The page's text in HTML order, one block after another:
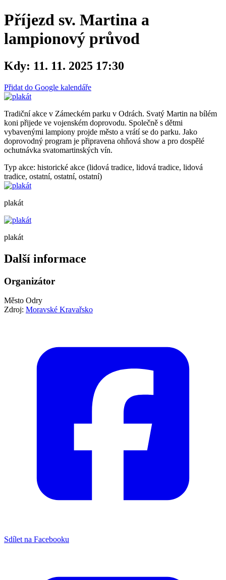
Příjezd sv. Martina a
lampionový průvod
Kdy: 11. 11. 2025 17:30
Přidat do Google kalendáře
Tradiční akce v Zámeckém parku v Odrách. Svatý Martin na bílém
koni přijede ve vojenském doprovodu. Společně s dětmi
vybavenými lampiony projde město a vrátí se do parku. Jako
doprovodný program je připravena ohňová show a pro dospělé
ochutnávka svatomartinských vín.
Typ akce: historické akce (lidová tradice, lidová tradice, lidová
tradice, ostatní, ostatní, ostatní)
plakát
plakát
Další informace
Organizátor
Město Odry
Zdroj: Moravské Kravařsko
Sdílet na Facebooku